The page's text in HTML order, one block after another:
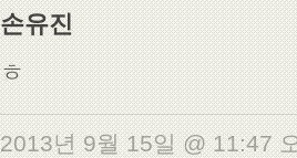
손유진
ㅎ
2013년 9월 15일 @ 11:47